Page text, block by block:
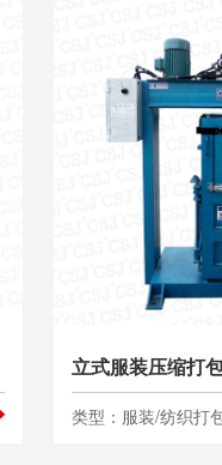
类型：服装/纺织打